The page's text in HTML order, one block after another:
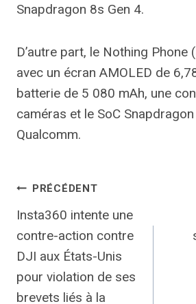
Snapdragon 8s Gen 4.
D’autre part, le Nothing Phone
avec un écran AMOLED de
batterie de 5 080 mAh, une
caméras et le SoC
Qualcomm.
Navigation
de
l’article
PRÉCÉDENT
Insta360 intente une
contre-action contre
DJI aux États-Unis
pour violation de ses
brevets liés à la